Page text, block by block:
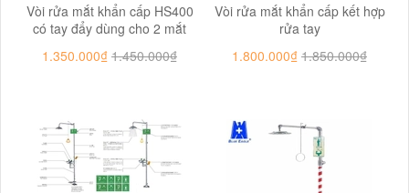
Vòi rửa mắt khẩn cấp HS400
có tay đẩy dùng cho 2 mắt
1.350.000₫ 1.450.000₫
Vòi rửa mắt khẩn cấp kết hợp
rửa tay
1.800.000₫ 1.850.000₫